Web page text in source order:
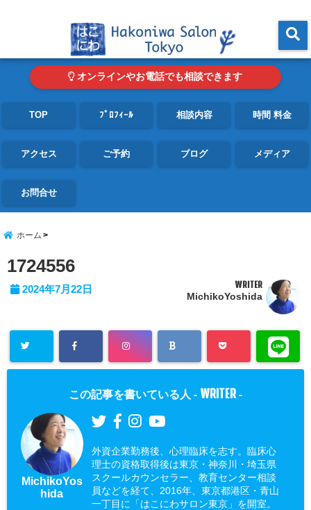
オンラインやお電話でも相談できます
TOP ﾌﾟﾛﾌｨｰﾙ 相談内容 時間 料金
アクセス ご予約 ブログ メディア
お問合せ
ホーム
1724556
2024年7月22日 WRITER
MichikoYoshida
この記事を書いている人 - WRITER -
MichikoYos
hida
外資企業勤務後、心理臨床を志す。臨床心
理士の資格取得後は東京・神奈川・埼玉県
スクールカウンセラー、教育センター相談
員などを経て、2016年、東京都港区・青山
一丁目に「はこにわサロン東京」を開室。